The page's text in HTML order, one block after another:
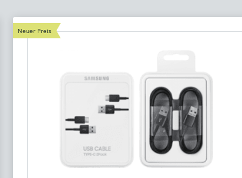
Neuer Preis